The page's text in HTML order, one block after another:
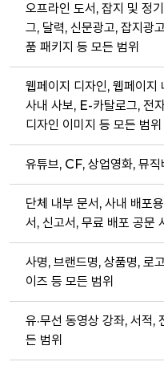
오프라인 도서, 잡지 및 정
그, 달력, 신문광고, 잡지광
품 패키지 등 모든 범위
웹페이지 디자인, 웹페이지
사내 사보, E-카탈로그, 전
디자인 이미지 등 모든 범위
유튜브, CF, 상업영화, 뮤
단체 내부 문서, 사내 배포
서, 신고서, 무료 배포 공문
사명, 브랜드명, 상품명, 로
이즈 등 모든 범위
유·무선 동영상 강좌, 서적,
든 범위